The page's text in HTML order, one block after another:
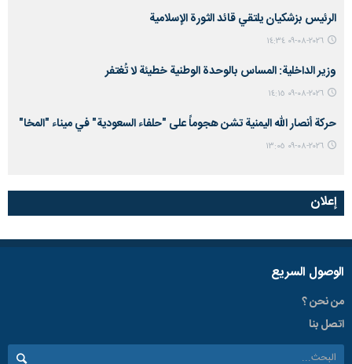
الرئيس بزشكيان يلتقي قائد الثورة الإسلامية
٢٠٢٦-٠٨-٠٩ ١٤:٣٤
وزير الداخلية: المساس بالوحدة الوطنية خطيئة لا تُغتفر
٢٠٢٦-٠٨-٠٩ ١٤:١٥
حركة أنصار الله اليمنية تشن هجوماً على "حلفاء السعودية" في ميناء "المخا"
٢٠٢٦-٠٨-٠٩ ١٣:٠٥
إعلان
الوصول السریع
من نحن ؟
اتصل بنا